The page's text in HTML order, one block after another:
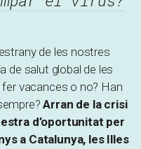
de les nostres
de salut global de les
vacances o no? Han
Arran de la crisi
d’oportunitat per
a Catalunya, les Illes